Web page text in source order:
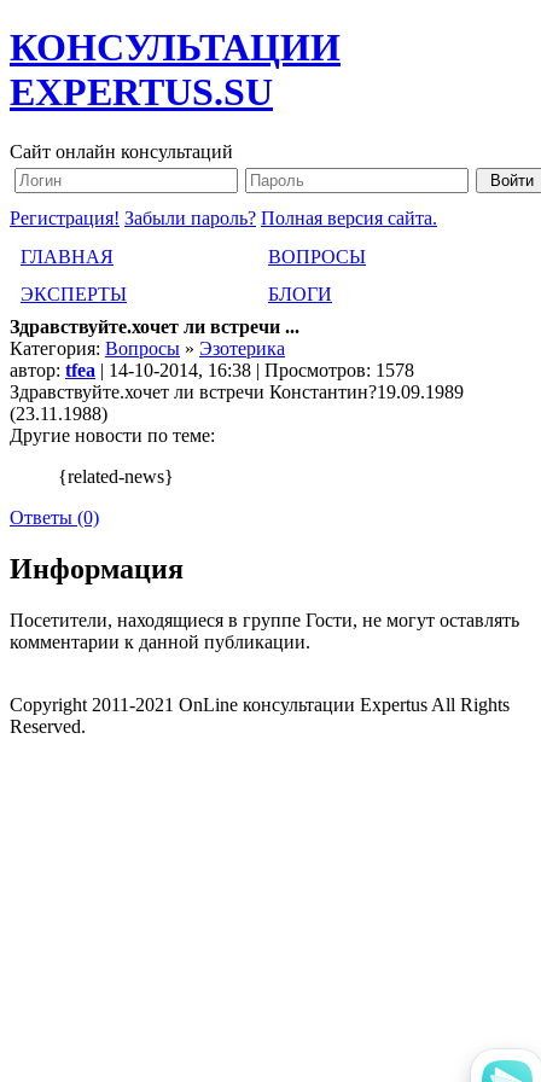
КОНСУЛЬТАЦИИ
EXPERTUS.SU
Сайт онлайн консультаций
Регистрация! Забыли пароль? Полная версия сайта.
ГЛАВНАЯ
ВОПРОСЫ
ЭКСПЕРТЫ
БЛОГИ
Здравствуйте.хочет ли встречи ...
Категория: Вопросы » Эзотерика
автор: tfea | 14-10-2014, 16:38 | Просмотров: 1578
Здравствуйте.хочет ли встречи Константин?19.09.1989
(23.11.1988)
Другие новости по теме:
{related-news}
Ответы (0)
Информация
Посетители, находящиеся в группе Гости, не могут оставлять
комментарии к данной публикации.
Copyright 2011-2021 OnLine консультации Expertus All Rights
Reserved.